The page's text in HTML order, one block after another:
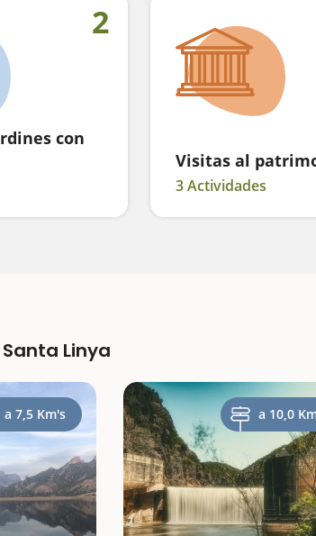
2
con
Visitas al
3 Actividades
Linya
a 7,5 Km's a 10,0